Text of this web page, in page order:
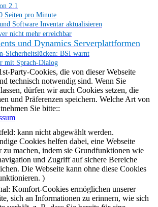
2.1
Seiten pro Minute
Software Inventar aktualisieren
nicht mehr erreichbar
und Dynamics Serverplattformen
BSI warnt
mit Sprach-Dialog
Party-Cookies, die von dieser Webseite
technisch notwendig sind. Wenn Sie
dürfen wir auch Cookies setzen, die
und Präferenzen speichern. Welche Art von
Sie bitte::
kann nicht abgewählt werden.
Cookies helfen dabei, eine Webseite
zu machen, indem sie Grundfunktionen wie
und Zugriff auf sichere Bereiche
Die Webseite kann ohne diese Cookies
)
Komfort-Cookies ermöglichen unserer
sich an Informationen zu erinnern, wie sich